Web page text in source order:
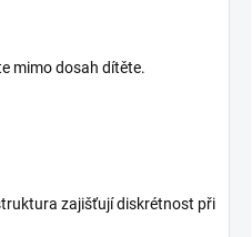
mimo dosah dítěte.
zajišťují diskrétnost při